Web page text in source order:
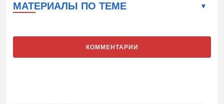
МАТЕРИАЛЫ ПО ТЕМЕ
КОММЕНТАРИИ